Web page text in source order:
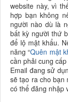
website này, vì
hợp bạn không
người nào dù là
bất kỳ người thứ
để lộ mật khẩu.
năng “Quên mật
cần phải cung
Email đang sử
sẽ tạo ra cho bạn
có thể đăng nhập